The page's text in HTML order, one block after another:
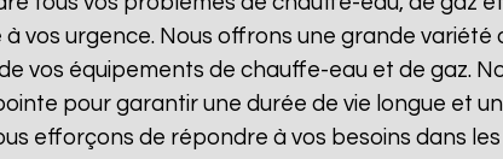
vos urgence. Nous offrons une grande variété
vos équipements de chauffe-eau et de gaz.
pour garantir une durée de vie longue et
efforçons de répondre à vos besoins dans les